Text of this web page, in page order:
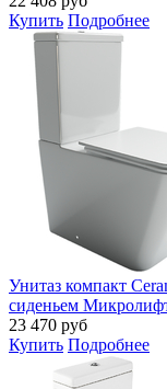
Купить Подробнее
Унитаз компакт
сиденьем
23 470 руб
Купить Подробнее